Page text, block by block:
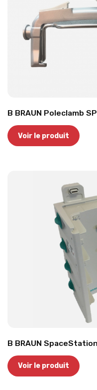
B BRAUN Poleclamb
Voir le produit
B BRAUN
Voir le produit